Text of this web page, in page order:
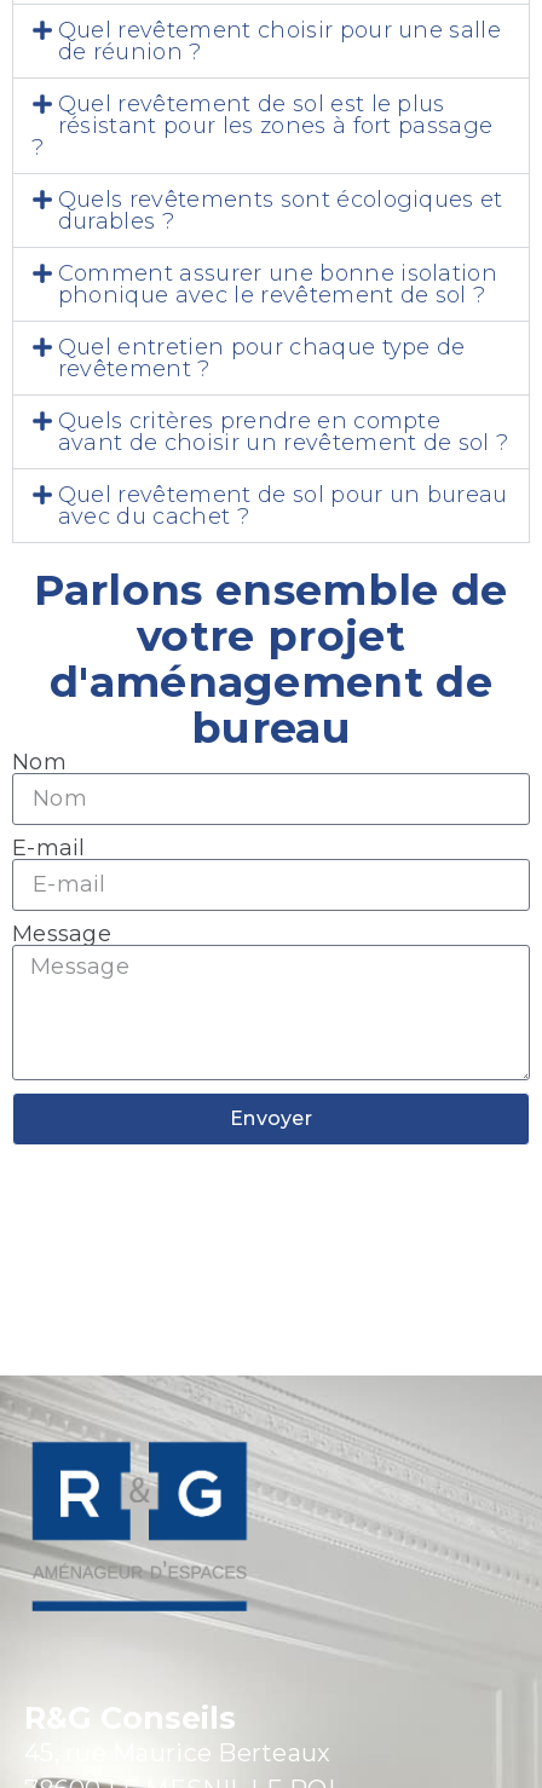
Quel revêtement choisir pour une salle
de réunion ?
Quel revêtement de sol est le plus
résistant pour les zones à fort passage
?
Quels revêtements sont écologiques et
durables ?
Comment assurer une bonne isolation
phonique avec le revêtement de sol ?
Quel entretien pour chaque type de
revêtement ?
Quels critères prendre en compte
avant de choisir un revêtement de sol ?
Quel revêtement de sol pour un bureau
avec du cachet ?
Parlons ensemble de
votre projet
d'aménagement de
bureau
Nom
E-mail
Message
Envoyer
R&G Conseils
45, rue Maurice Berteaux